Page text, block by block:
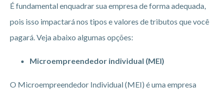
É fundamental enquadrar sua empresa de forma adequada,
pois isso impactará nos tipos e valores de tributos que você
pagará. Veja abaixo algumas opções:
Microempreendedor individual (MEI)
O Microempreendedor Individual (MEI) é uma empresa